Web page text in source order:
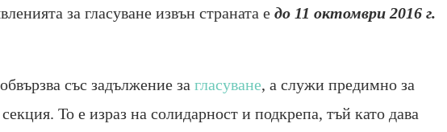
за гласуване извън страната е до 11 октомври 2016 г.
със задължение за гласуване, а служи предимно за
То е израз на солидарност и подкрепа, тъй като дава